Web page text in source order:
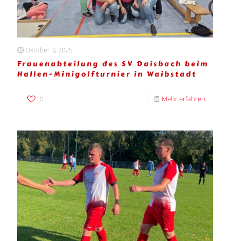
Oktober 3, 2025
Frauenabteilung des SV Daisbach beim
Hallen-Minigolfturnier in Waibstadt
0 Mehr erfahren